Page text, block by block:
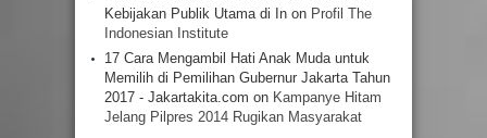
Kebijakan Publik Utama di In on Profil The
Indonesian Institute
17 Cara Mengambil Hati Anak Muda untuk
Memilih di Pemilihan Gubernur Jakarta Tahun
2017 - Jakartakita.com on Kampanye Hitam
Jelang Pilpres 2014 Rugikan Masyarakat